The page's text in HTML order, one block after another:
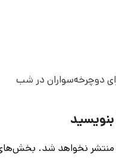
دوچرخه‌سواران در شب
نخواهد شد. بخش‌های